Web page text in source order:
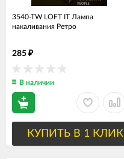
3540-TW LOFT IT Лампа
накаливания Ретро
285 ₽
В наличии
КУПИТЬ В 1 КЛИК